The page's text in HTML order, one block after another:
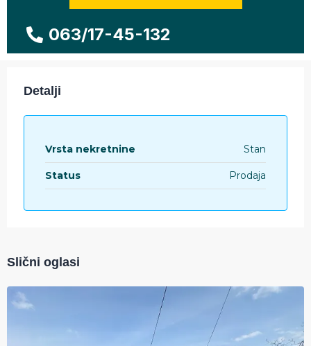
063/17-45-132
Detalji
Vrsta nekretnine Stan
Status Prodaja
Slični oglasi